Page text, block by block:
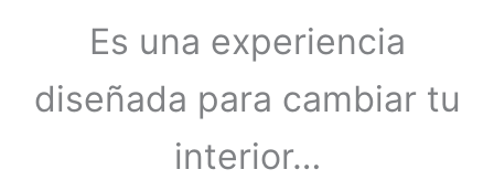
Es una experiencia
diseñada para cambiar tu
interior…